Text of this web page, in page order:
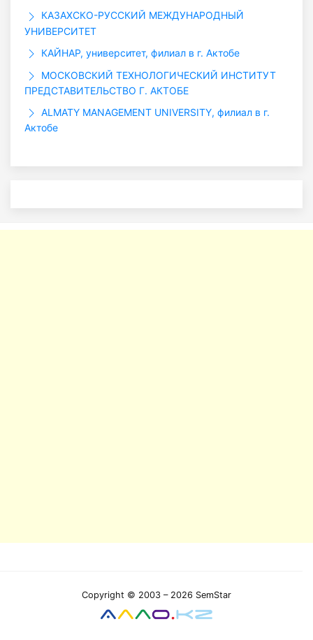
КАЗАХСКО-РУССКИЙ МЕЖДУНАРОДНЫЙ
УНИВЕРСИТЕТ
КАЙНАР, университет, филиал в г. Актобе
МОСКОВСКИЙ ТЕХНОЛОГИЧЕСКИЙ ИНСТИТУТ
ПРЕДСТАВИТЕЛЬСТВО Г. АКТОБЕ
ALMATY MANAGEMENT UNIVERSITY, филиал в г.
Актобе
Copyright © 2003 – 2026 SemStar